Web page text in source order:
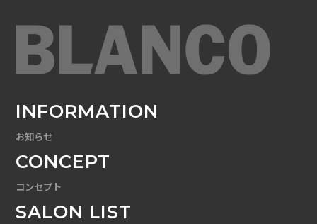
INFORMATION
お知らせ
CONCEPT
コンセプト
SALON LIST